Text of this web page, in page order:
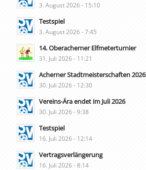
3. August 2026 - 15:10
Testspiel
3. August 2026 - 7:45
14. Oberacherner Elfmeterturnier
31. Juli 2026 - 11:21
Acherner Stadtmeisterschaften 2026
30. Juli 2026 - 12:30
Vereins-Ära endet im Juli 2026
30. Juli 2026 - 9:38
Testspiel
16. Juli 2026 - 12:14
Vertragsverlängerung
16. Juli 2026 - 8:14